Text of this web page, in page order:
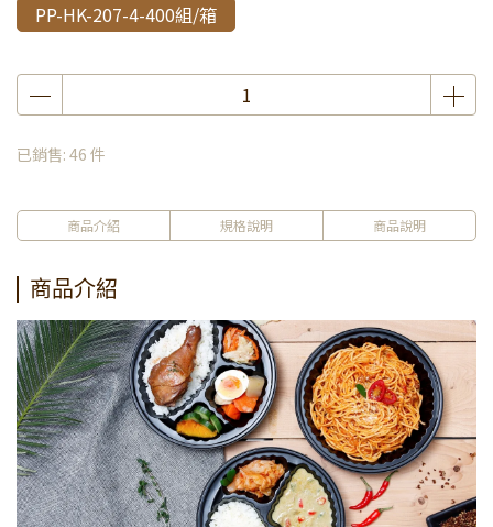
PP-HK-207-4-400組/箱
已銷售: 46 件
商品介紹 規格說明 商品說明
商品介紹